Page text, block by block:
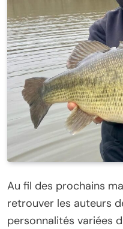
Au fil des prochains
retrouver les auteurs
personnalités variées